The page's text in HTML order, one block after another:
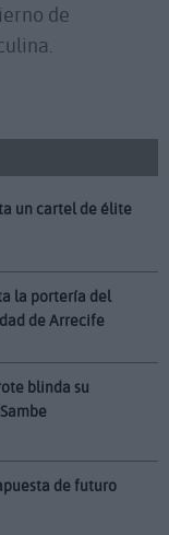
de
un cartel de élite
la portería del
de Arrecife
blinda su
de futuro